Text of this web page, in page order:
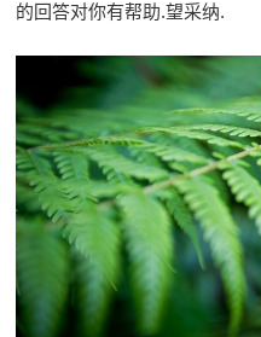
的回答对你有帮助.望采纳.